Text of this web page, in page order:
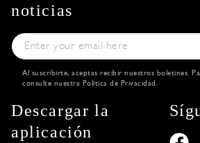
noticias
Al suscribirte, aceptas recibir nuestros boletines.
consulte nuestra Política de Privacidad .
Descargar la
aplicación